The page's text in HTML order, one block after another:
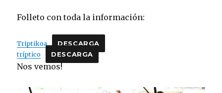
Folleto con toda la información:
Triptikoa DESCARGA
tríptico DESCARGA
Nos vemos!